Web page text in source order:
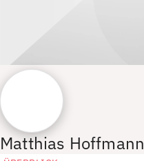
Matthias Hoffmann